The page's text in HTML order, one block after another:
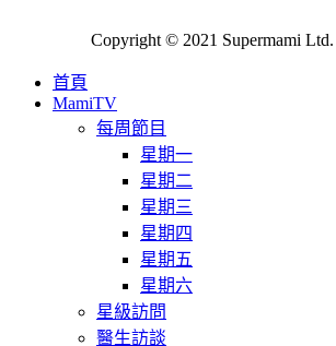
Copyright © 2021 Supermami
首頁
MamiTV
每周節目
星期一
星期二
星期三
星期四
星期五
星期六
星級訪問
醫生訪談